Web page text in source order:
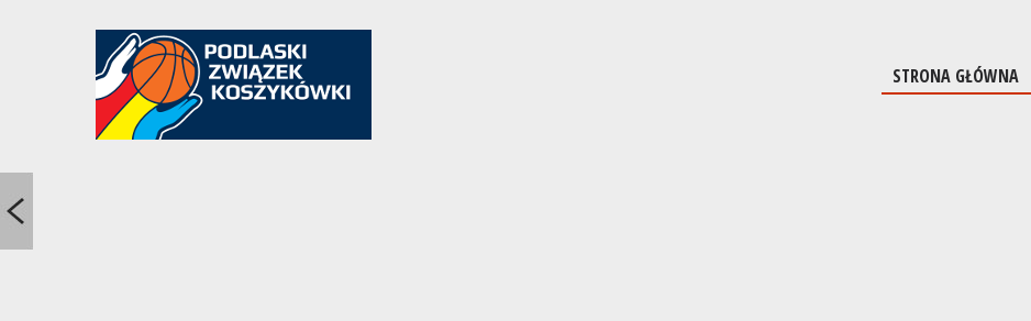
STRONA GŁÓWNA